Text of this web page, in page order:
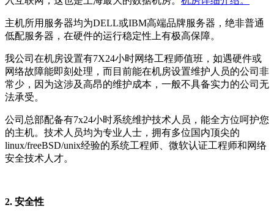
主机所用服务器均为DELL或IBM高端品牌服务器，绝非普通
低配服务器，在硬件的运行稳定性上有极高保障。
我公司在机房设置有7X24小时网络工程师值班，如遇硬件或
网络故障能即刻处理，而目前能在机房设置维护人员的公司非
常少，因为这涉及高昂的维护成本，一般不具备实力的公司无
法承受。
公司总部配备有7x24小时系统维护技术人员，能全方位呵护您
的主机。技术人员均为专业人士，拥有多位国内顶尖的
linux/freeBSD/unix经验的系统工程师、微软认证工程师和网络
安全技术人才。
2. 安全性